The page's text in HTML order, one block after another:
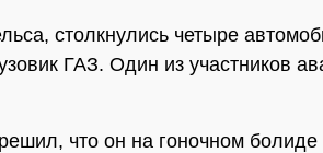
столкнулись четыре
ГАЗ. Один из участников
что он на гоночном болиде